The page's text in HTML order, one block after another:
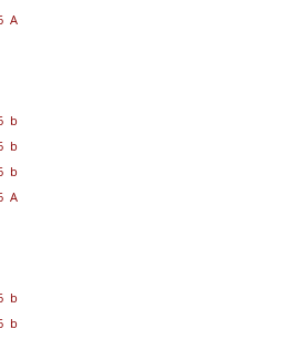
A
b
b
b
A
b
b